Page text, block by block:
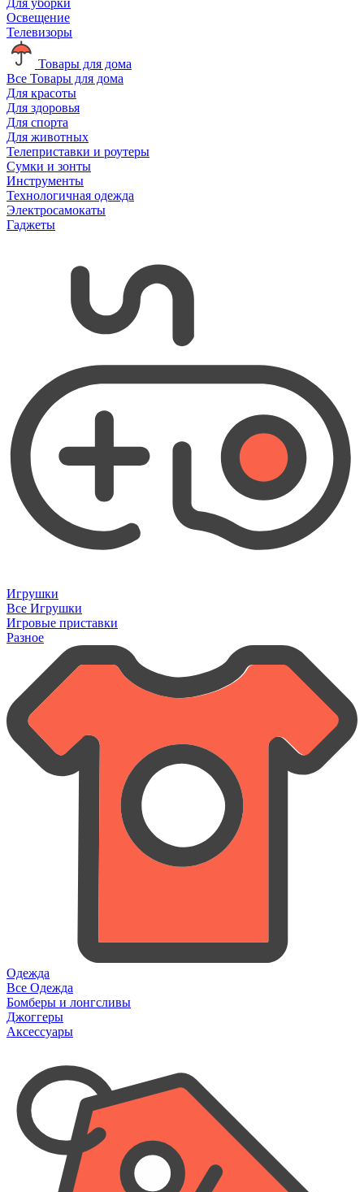
Освещение
Телевизоры
Товары для дома
Все Товары для дома
Для красоты
Для здоровья
Для спорта
Для животных
Телеприставки и роутеры
Сумки и зонты
Инструменты
Технологичная одежда
Электросамокаты
Гаджеты
Игрушки
Все Игрушки
Игровые приставки
Разное
Одежда
Все Одежда
Бомберы и лонгсливы
Джоггеры
Аксессуары